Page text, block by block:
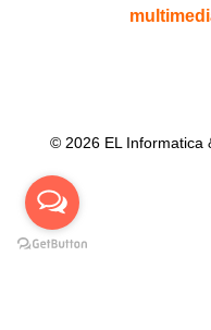
© 2026 EL Informatica